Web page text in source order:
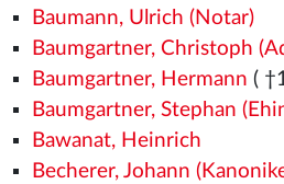
Baumann, Ulrich (Notar)
Baumgartner, Christoph
Baumgartner, Hermann (
Baumgartner, Stephan
Bawanat, Heinrich
Becherer, Johann